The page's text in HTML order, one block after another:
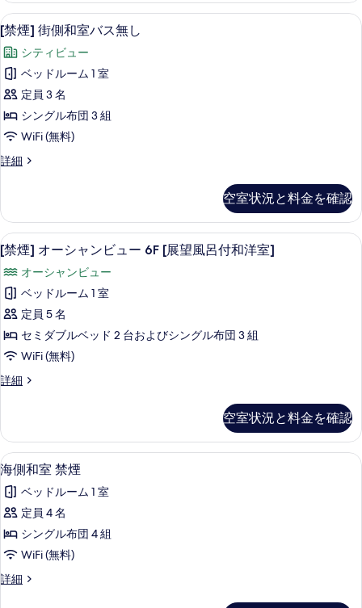
表
示
す
る
33
平
米
の
す
べ
て
の
を
表
示
す
る
和
洋
室
禁
煙
33
平
米
の
詳
細
[禁
煙]
街
側
和
室
ス
し
の
す
べ
て
の
写
真
を
す
る
[禁煙] 街側和室バス無し | セーフティ
2
[禁煙] 街側和室バス無し
シティビュー
ベッドルーム 1 室
定員 3 名
シングル布団 3 組
WiFi (無料)
詳細
[禁
和
室
バ
ス
無
し
の
詳
細
空室状況と料金を確認
[禁
煙] オ
ー
シ
ャ
ン
ュ
6F
[展
望
風
呂
付
和
洋
1
[禁煙] オーシャンビュー 6F [展望風呂付和洋室]
オーシャンビュー
ベッドルーム 1 室
定員 5 名
セミダブルベッド 2 台およびシングル布団 3 組
WiFi (無料)
詳細
[禁
ャ
ン
ビ
ー
6F
望
風
付
空室状況と料金を確認
海
側
和
室
禁
の
セーフティボックス (室内)、WiFi (無
3
海側和室 禁煙
ベッドルーム 1 室
定員 4 名
シングル布団 4 組
WiFi (無料)
詳細
海